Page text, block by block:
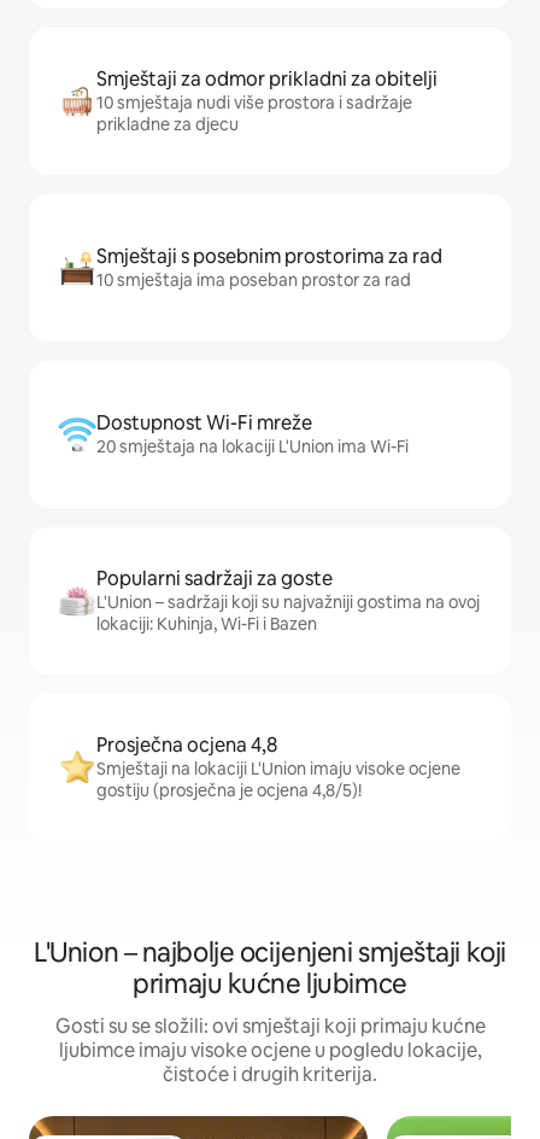
Smještaji za odmor prikladni za obitelji
10 smještaja nudi više prostora i sadržaje
prikladne za djecu
Smještaji s posebnim prostorima za rad
10 smještaja ima poseban prostor za rad
Dostupnost Wi-Fi mreže
20 smještaja na lokaciji L'Union ima Wi-Fi
Popularni sadržaji za goste
L'Union – sadržaji koji su najvažniji gostima na ovoj
lokaciji: Kuhinja, Wi-Fi i Bazen
Prosječna ocjena 4,8
Smještaji na lokaciji L'Union imaju visoke ocjene
gostiju (prosječna je ocjena 4,8/5)!
L'Union – najbolje ocijenjeni smještaji koji
primaju kućne ljubimce
Gosti su se složili: ovi smještaji koji primaju kućne
ljubimce imaju visoke ocjene u pogledu lokacije,
čistoće i drugih kriterija.